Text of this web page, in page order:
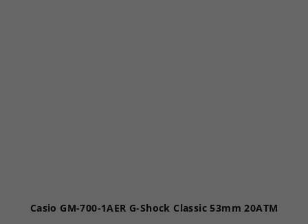
Casio GM-700-1AER G-Shock Classic 53mm 20ATM